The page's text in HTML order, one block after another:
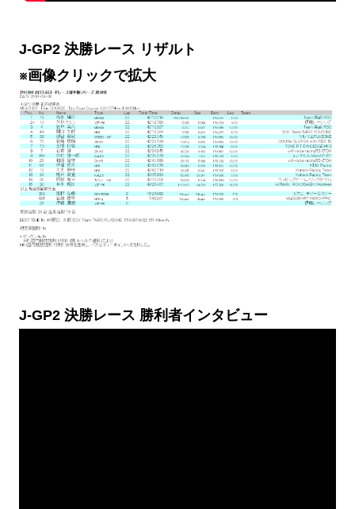
J-GP2 決勝レース リザルト
※画像クリックで拡大
J-GP2 決勝レース 勝利者インタビュー